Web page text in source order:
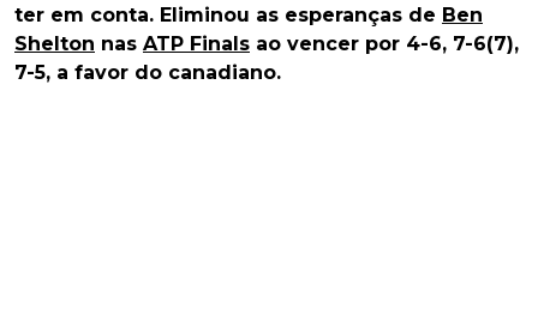
ter em conta. Eliminou as esperanças de Ben
Shelton nas ATP Finals ao vencer por 4-6, 7-6(7),
7-5, a favor do canadiano.